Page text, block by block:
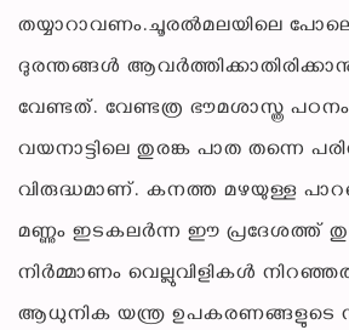
തയ്യാറാവണം.ചൂരൽമലയിലെ
ദുരന്തങ്ങൾ
വേണ്ടത്. വേണ്ടത്ര ഭൗമശാസ്ത്ര
വയനാട്ടിലെ തുരങ്ക പാത തന്നെ
വിരുദ്ധമാണ്. കനത്ത മഴയുള്ള
മണ്ണും ഇടകലർന്ന ഈ പ്രദേശത്ത്
നിർമ്മാണം വെല്ലുവിളികൾ
ആധുനിക യന്ത്ര ഉപകരണങ്ങളുടെ